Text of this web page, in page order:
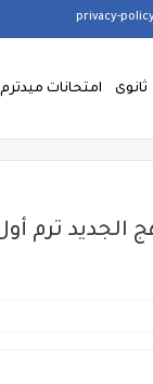
ثانوى امتحانات ميدترم